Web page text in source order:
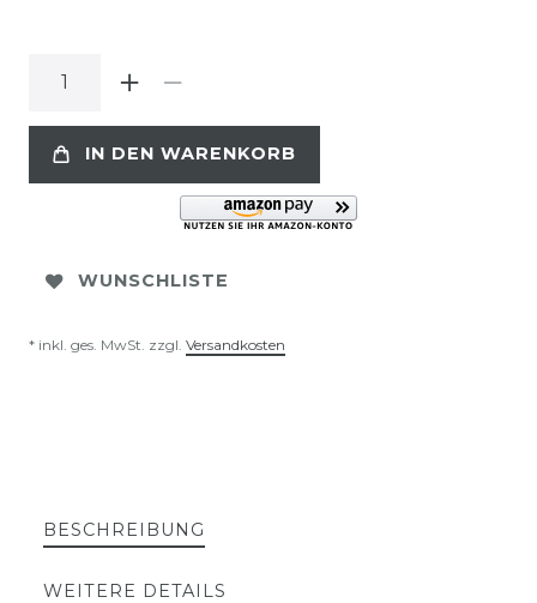
IN DEN WARENKORB
WUNSCHLISTE
* inkl. ges. MwSt. zzgl. Versandkosten
BESCHREIBUNG
WEITERE DETAILS